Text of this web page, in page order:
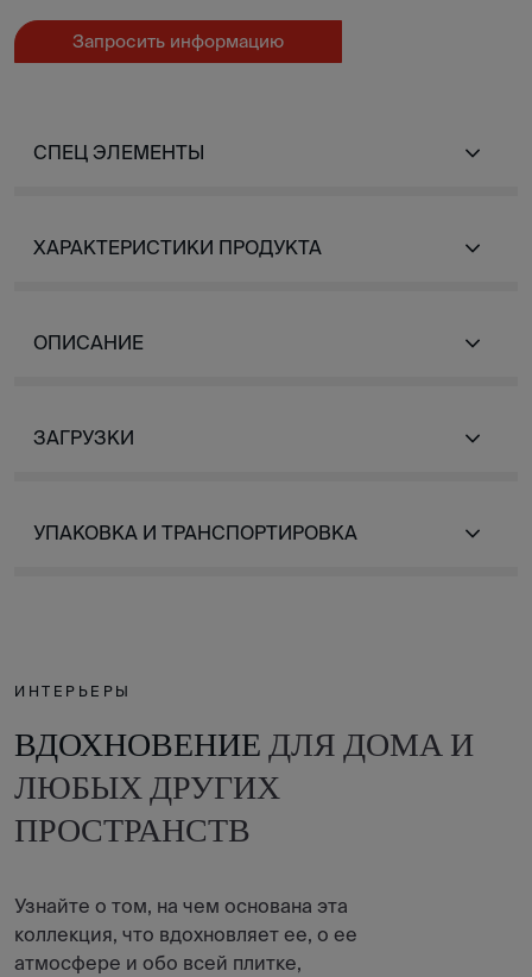
Запросить информацию
СПЕЦ ЭЛЕМЕНТЫ
ХАРАКТЕРИСТИКИ ПРОДУКТА
ОПИСАНИЕ
ЗАГРУЗКИ
УПАКОВКА И ТРАНСПОРТИРОВКА
ИНТЕРЬЕРЫ
ВДОХНОВЕНИЕ ДЛЯ ДОМА И
ЛЮБЫХ ДРУГИХ
ПРОСТРАНСТВ
Узнайте о том, на чем основана эта
коллекция, что вдохновляет ее, о ее
атмосфере и обо всей плитке,